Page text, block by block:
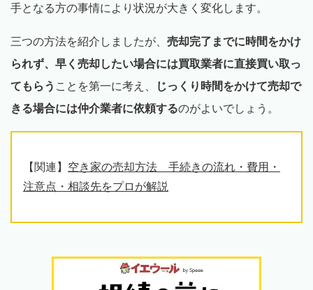
手となる方の事情により状況が大きく変化します。
三つの方法を紹介しましたが、 売却完了までに時間をかけ
られず、早く売却したい場合には買取業者に直接買い取っ
てもらう ことを第一に考え、
じっくり時間をかけて売却で
きる場合には仲介業者に依頼するのがよいでしょう。
【関連】 空き家の売却方法 手続きの流れ・費用・
注意点・相談先をプロが解説